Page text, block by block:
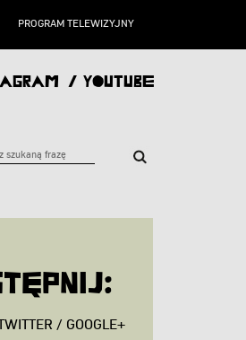
PROGRAM TELEWIZYJNY
/ YOUTUBE
/ GOOGLE+